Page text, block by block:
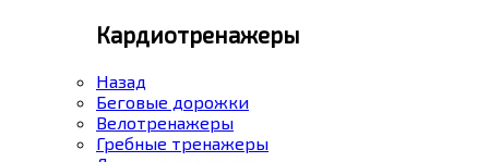
Кардиотренажеры
Назад
Беговые дорожки
Велотренажеры
Гребные тренажеры